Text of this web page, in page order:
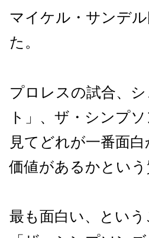
マイケル・サンデ
た。
プロレスの試合、
ト」、ザ・シンプ
見てどれが一番面
価値があるかとい
最も面白い、とい